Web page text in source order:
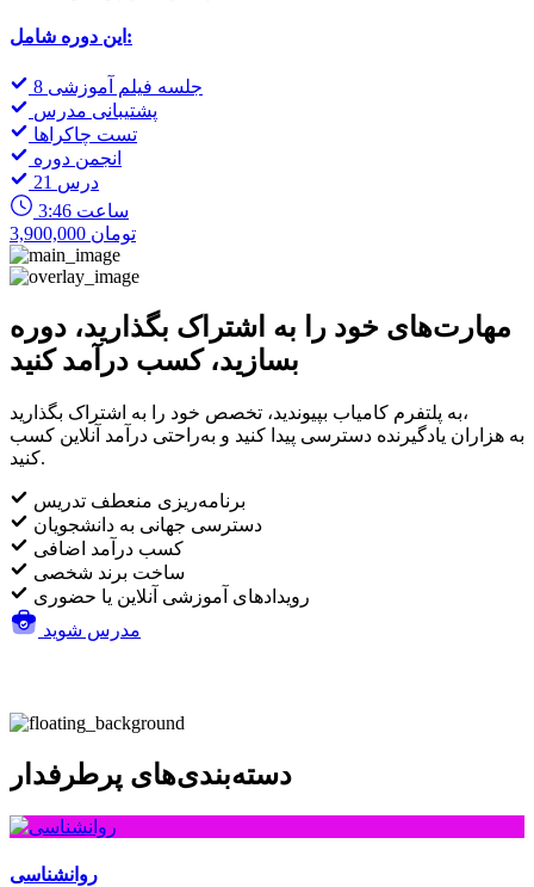
این دوره شامل:
8 جلسه فیلم آموزشی
پشتیبانی مدرس
تست چاکراها
انجمن دوره
21 درس
3:46 ساعت
3,900,000 تومان
مهارت‌های خود را به اشتراک بگذارید، دوره
بسازید، کسب درآمد کنید
به پلتفرم کامیاب بپیوندید، تخصص خود را به اشتراک بگذارید،
به هزاران یادگیرنده دسترسی پیدا کنید و به‌راحتی درآمد آنلاین کسب
کنید.
برنامه‌ریزی منعطف تدریس
دسترسی جهانی به دانشجویان
کسب درآمد اضافی
ساخت برند شخصی
رویدادهای آموزشی آنلاین یا حضوری
مدرس شوید
دسته‌بندی‌های پرطرفدار
روانشناسی